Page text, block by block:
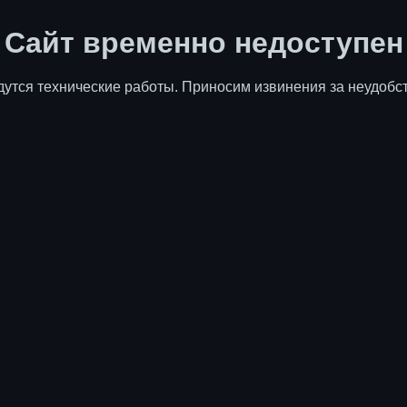
Сайт временно недоступен
технические работы. Приносим извинения за